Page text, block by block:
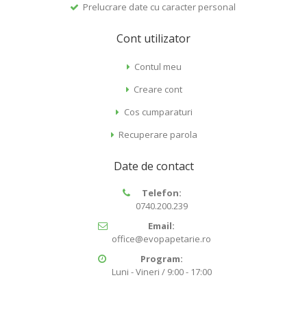
Prelucrare date cu caracter personal
Cont utilizator
Contul meu
Creare cont
Cos cumparaturi
Recuperare parola
Date de contact
Telefon:
0740.200.239
Email:
office@evopapetarie.ro
Program:
Luni - Vineri / 9:00 - 17:00